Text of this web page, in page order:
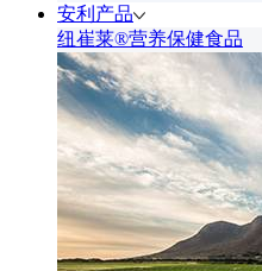
安利产品
纽崔莱®营养保健食品